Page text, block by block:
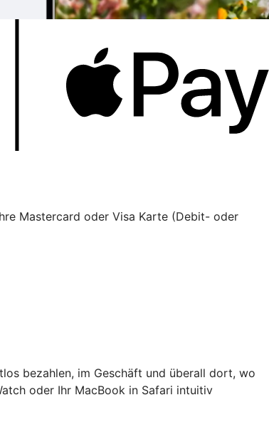
Mastercard oder Visa Karte (Debit- oder
bezahlen, im Geschäft und überall dort, wo
oder Ihr MacBook in Safari intuitiv